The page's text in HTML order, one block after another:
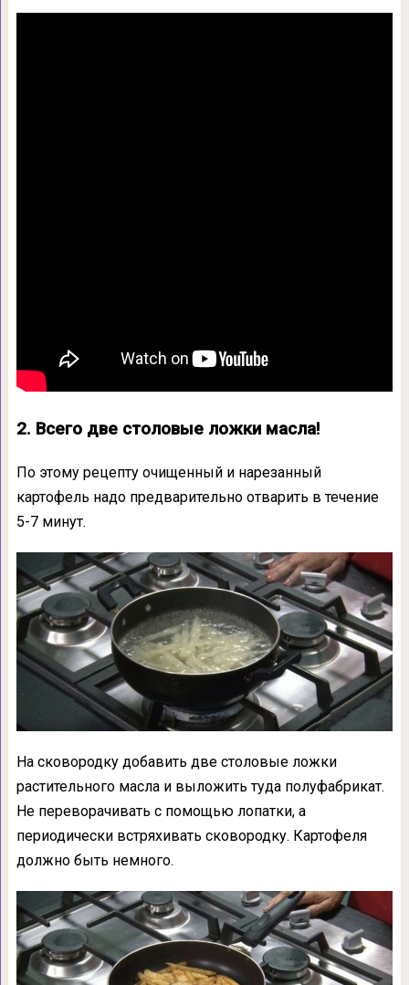
2. Всего две столовые ложки масла!
По этому рецепту очищенный и нарезанный
картофель надо предварительно отварить в течение
5-7 минут.
На сковородку добавить две столовые ложки
растительного масла и выложить туда полуфабрикат.
Не переворачивать с помощью лопатки, а
периодически встряхивать сковородку. Картофеля
должно быть немного.